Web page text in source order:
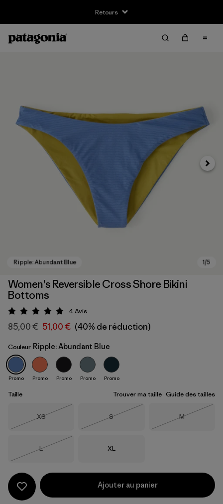
Retours
Ripple: Abundant Blue
Women's Reversible Cross Shore Bikini
Bottoms
Évaluation: 5 / 5
4Avis
85,00 € 51,00 € (40% de réduction)
Couleur Ripple: Abundant Blue
Promo Promo Promo Promo Promo
Taille Trouver ma taille Guide des tailles
Taille
XS
Taille
S
Taille
M
Taille
L
Taille
XL
Ajouter au panier